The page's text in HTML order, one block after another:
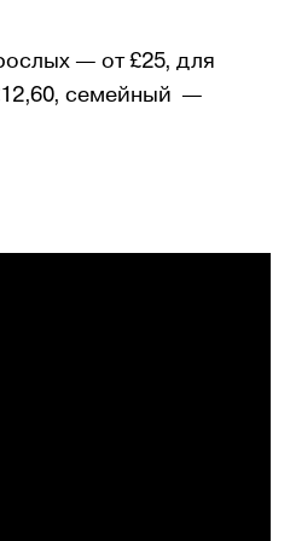
— от £25, для
семейный —